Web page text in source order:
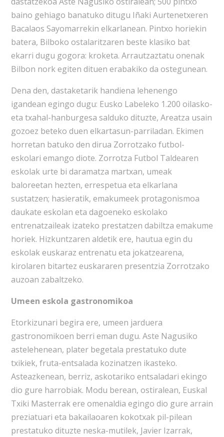
baino gehiago banatuko ditugu Iñaki Aurtenetxeren
Bacalaos Sayomarrekin elkarlanean. Pintxo horiekin
batera, Bilboko ostalaritzaren beste klasiko bat
ekarri dugu gogora: kroketa. Arrautzaztatu onenak
Bilbon nork egiten dituen erabakiko da ostegunean.
Dena den, dastaketarik handiena lehenengo
igandean egingo dugu: Eusko Labeleko 1.200 oilasko-
eta txahal-hanburgesa salduko dituzte, Areatza usain
gozoez beteko duen elkartasun-parriladan. Ekimen
horretan batuko den dirua Zorrotzako futbol-
eskolari emango diote. Zorrotza Futbol Taldearen
eskolak urte bi daramatza martxan, umeak
baloreetan hezten, errespetua eta elkarlana
sustatzen; hasieratik, emakumeek protagonismoa
daukate eskolan eta dagoeneko eskolako
entrenatzaileak izateko prestatzen dabiltza emakume
horiek. Hizkuntzaren aldetik ere, hautua egin du
eskolak euskaraz entrenatu eta jokatzearena,
kirolaren bitartez euskararen presentzia Zorrotzako
auzoan zabaltzeko.
Umeen eskola gastronomikoa
Etorkizunari begira ere, umeen jarduera
gastronomikoen berri eman dugu. Aste Nagusiko
astelehenean, plater begetala prestatuko dute
txikiek, fruta-entsalada kozinatzen ikasteko.
Asteazkenean, berriz, askotariko entsaladari ekingo
dio gure harrobiak. Modu berean, ostiralean, Euskal
Txiki Masterrak ere omenaldia egingo dio gure arrain
preziatuari eta bakailaoaren kokotxak pil-pilean
prestatuko dituzte neska-mutilek, Javier Izarrak,